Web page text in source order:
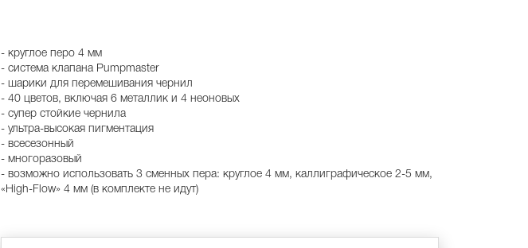
- круглое перо 4 мм
- система клапана Pumpmaster
- шарики для перемешивания чернил
- 40 цветов, включая 6 металлик и 4 неоновых
- супер стойкие чернила
- ультра-высокая пигментация
- всесезонный
- многоразовый
- возможно использовать 3 сменных пера: круглое 4 мм, каллиграфическое 2-5 мм,
«High-Flow» 4 мм (в комплекте не идут)